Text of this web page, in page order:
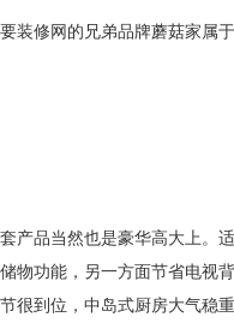
装修网的兄弟品牌蘑菇家属
套产品当然也是豪华高大上。
物功能，另一方面节省电视
很到位，中岛式厨房大气稳